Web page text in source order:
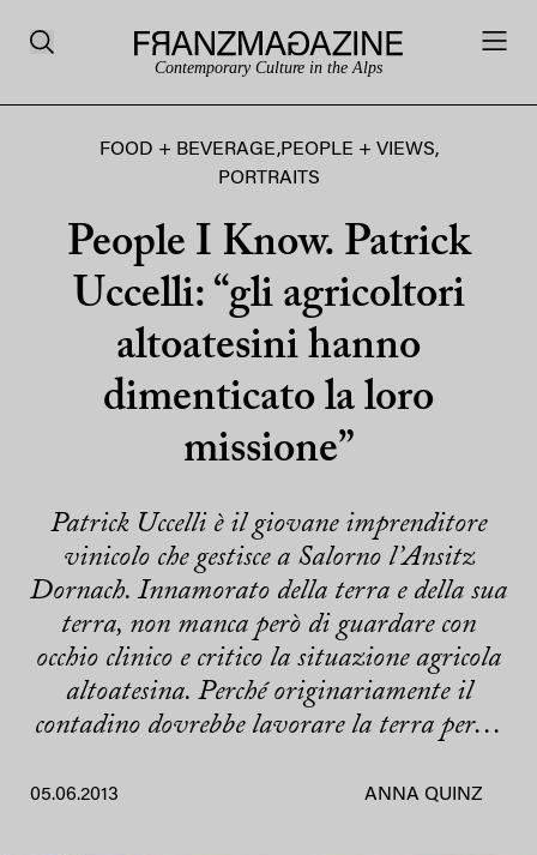
Contemporary Culture in the Alps
FOOD + BEVERAGE,PEOPLE + VIEWS,
PORTRAITS
People I Know. Patrick
Uccelli: “gli agricoltori
altoatesini hanno
dimenticato la loro
missione”
Patrick Uccelli è il giovane imprenditore
vinicolo che gestisce a Salorno l’Ansitz
Dornach. Innamorato della terra e della sua
terra, non manca però di guardare con
occhio clinico e critico la situazione agricola
altoatesina. Perché originariamente il
contadino dovrebbe lavorare la terra per…
05.06.2013 ANNA QUINZ